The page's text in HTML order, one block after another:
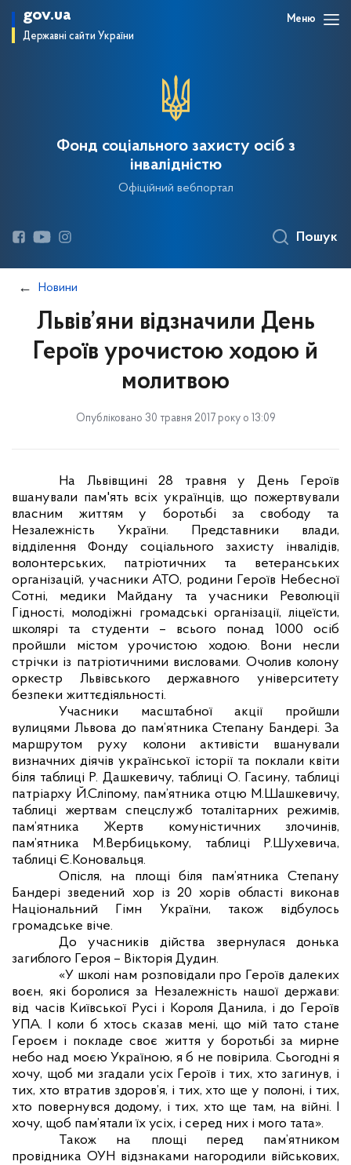
gov.ua
Державні сайти України
Меню
Фонд соціального захисту осіб з
інвалідністю
Офіційний вебпортал
Пошук
Новини
Львів’яни відзначили День
Героїв урочистою ходою й
молитвою
Опубліковано 30 травня 2017 року о 13:09
На Львівщині 28 травня у День Героїв
вшанували пам'ять всіх українців, що пожертвували
власним життям у боротьбі за свободу та
Незалежність України. Представники влади,
відділення Фонду соціального захисту інвалідів,
волонтерських, патріотичних та ветеранських
організацій, учасники АТО, родини Героїв Небесної
Сотні, медики Майдану та учасники Революції
Гідності, молодіжні громадські організації, ліцеїсти,
школярі та студенти – всього понад 1000 осіб
пройшли містом урочистою ходою. Вони несли
стрічки із патріотичними висловами. Очолив колону
оркестр Львівського державного університету
безпеки життєдіяльності.
Учасники масштабної акції пройшли
вулицями Львова до пам’ятника Степану Бандері. За
маршрутом руху колони активісти вшанували
визначних діячів української історії та поклали квіти
біля таблиці Р. Дашкевичу, таблиці О. Гасину, таблиці
патріарху Й.Сліпому, пам’ятника отцю М.Шашкевичу,
таблиці жертвам спецслужб тоталітарних режимів,
пам’ятника Жертв комуністичних злочинів,
пам’ятника М.Вербицькому, таблиці Р.Шухевича,
таблиці Є.Коновальця.
Опісля, на площі біля пам’ятника Степану
Бандері зведений хор із 20 хорів області виконав
Національний Гімн України, також відбулось
громадське віче.
До учасників дійства звернулася донька
загиблого Героя – Вікторія Дудин.
«У школі нам розповідали про Героїв далеких
воєн, які боролися за Незалежність нашої держави:
від часів Київської Русі і Короля Данила, і до Героїв
УПА. І коли б хтось сказав мені, що мій тато стане
Героєм і покладе своє життя у боротьбі за мирне
небо над моєю Україною, я б не повірила. Сьогодні я
хочу, щоб ми згадали усіх Героїв і тих, хто загинув, і
тих, хто втратив здоров’я, і тих, хто ще у полоні, і тих,
хто повернувся додому, і тих, хто ще там, на війні. І
хочу, щоб пам’ятали їх усіх, і серед них і мого тата».
Також на площі перед пам’ятником
провідника ОУН відзнаками нагородили військових,